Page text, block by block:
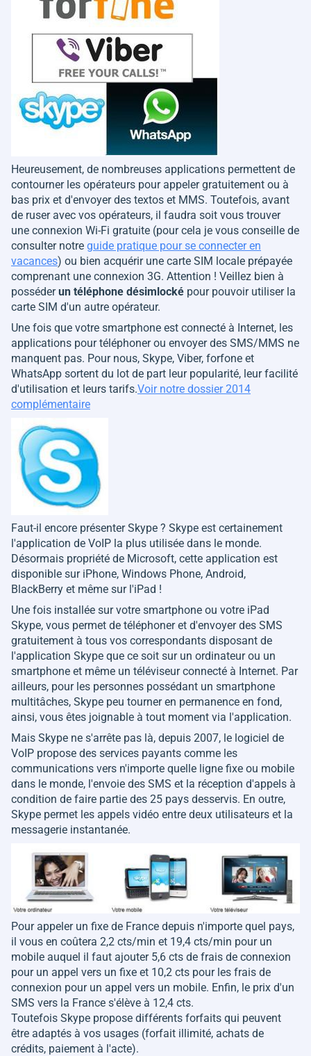
Heureusement, de nombreuses applications permettent de
contourner les opérateurs pour appeler gratuitement ou à
bas prix et d'envoyer des textos et MMS. Toutefois, avant
de ruser avec vos opérateurs, il faudra soit vous trouver
une connexion Wi-Fi gratuite (pour cela je vous conseille de
consulter notre guide pratique pour se connecter en
vacances) ou bien acquérir une carte SIM locale prépayée
comprenant une connexion 3G. Attention ! Veillez bien à
posséderun téléphone désimlocké pour pouvoir utiliser la
carte SIM d'un autre opérateur.
Une fois que votre smartphone est connecté à Internet, les
applications pour téléphoner ou envoyer des SMS/MMS ne
manquent pas. Pour nous, Skype, Viber, forfone et
WhatsApp sortent du lot de part leur popularité, leur facilité
d'utilisation et leurs tarifs.Voir notre dossier 2014
complémentaire
Faut-il encore présenter Skype ? Skype est certainement
l'application de VoIP la plus utilisée dans le monde.
Désormais propriété de Microsoft, cette application est
disponible sur iPhone, Windows Phone, Android,
BlackBerry et même sur l'iPad !
Une fois installée sur votre smartphone ou votre iPad
Skype, vous permet de téléphoner et d'envoyer des SMS
gratuitement à tous vos correspondants disposant de
l'application Skype que ce soit sur un ordinateur ou un
smartphone et même un téléviseur connecté à Internet. Par
ailleurs, pour les personnes possédant un smartphone
multitâches, Skype peu tourner en permanence en fond,
ainsi, vous êtes joignable à tout moment via l'application.
Mais Skype ne s'arrête pas là, depuis 2007, le logiciel de
VoIP propose des services payants comme les
communications vers n'importe quelle ligne fixe ou mobile
dans le monde, l'envoie des SMS et la réception d'appels à
condition de faire partie des 25 pays desservis. En outre,
Skype permet les appels vidéo entre deux utilisateurs et la
messagerie instantanée.
Pour appeler un fixe de France depuis n'importe quel pays,
il vous en coûtera 2,2 cts/min et 19,4 cts/min pour un
mobile auquel il faut ajouter 5,6 cts de frais de connexion
pour un appel vers un fixe et 10,2 cts pour les frais de
connexion pour un appel vers un mobile. Enfin, le prix d'un
SMS vers la France s'élève à 12,4 cts.
Toutefois Skype propose différents forfaits qui peuvent
être adaptés à vos usages (forfait illimité, achats de
crédits, paiement à l'acte).